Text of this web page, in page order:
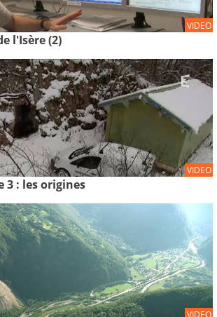
VIDEO
l'Isère (2)
VIDEO
3 : les origines
VIDEO